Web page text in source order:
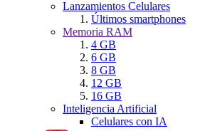
Lanzamientos Celulares
Últimos smartphones
Memoria RAM
4 GB
6 GB
8 GB
12 GB
16 GB
Inteligencia Artificial
Celulares con IA